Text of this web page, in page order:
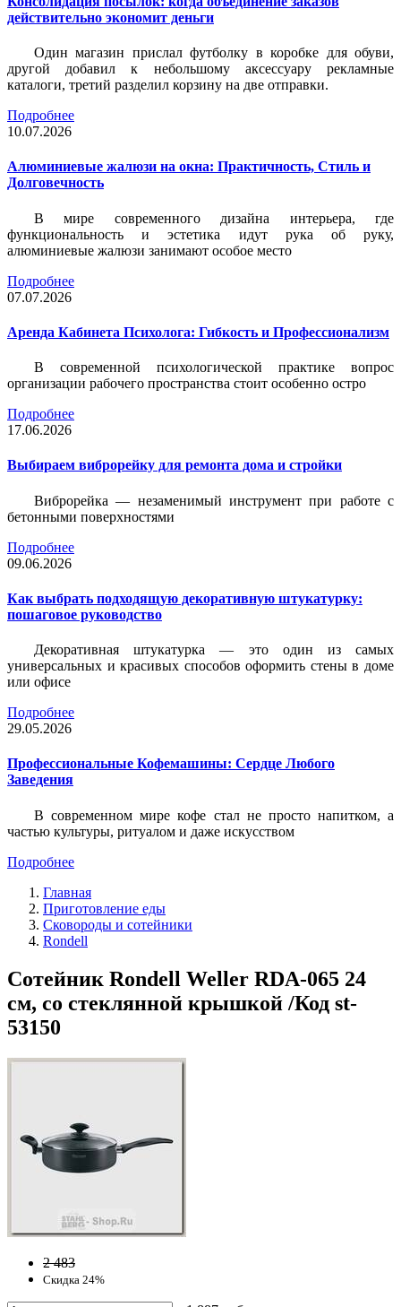
действительно экономит деньги
Один магазин прислал футболку в коробке для обуви,
другой добавил к небольшому аксессуару рекламные
каталоги, третий разделил корзину на две отправки.
Подробнее
10.07.2026
Алюминиевые жалюзи на окна: Практичность, Стиль и
Долговечность
В мире современного дизайна интерьера, где
функциональность и эстетика идут рука об руку,
алюминиевые жалюзи занимают особое место
Подробнее
07.07.2026
Аренда Кабинета Психолога: Гибкость и Профессионализм
В современной психологической практике вопрос
организации рабочего пространства стоит особенно остро
Подробнее
17.06.2026
Выбираем виброрейку для ремонта дома и стройки
Виброрейка — незаменимый инструмент при работе с
бетонными поверхностями
Подробнее
09.06.2026
Как выбрать подходящую декоративную штукатурку:
пошаговое руководство
Декоративная штукатурка — это один из самых
универсальных и красивых способов оформить стены в доме
или офисе
Подробнее
29.05.2026
Профессиональные Кофемашины: Сердце Любого
Заведения
В современном мире кофе стал не просто напитком, а
частью культуры, ритуалом и даже искусством
Подробнее
Главная
Приготовление еды
Сковороды и сотейники
Rondell
Сотейник Rondell Weller RDA-065 24
см, со стеклянной крышкой /Код st-
53150
2 483
Скидка 24%